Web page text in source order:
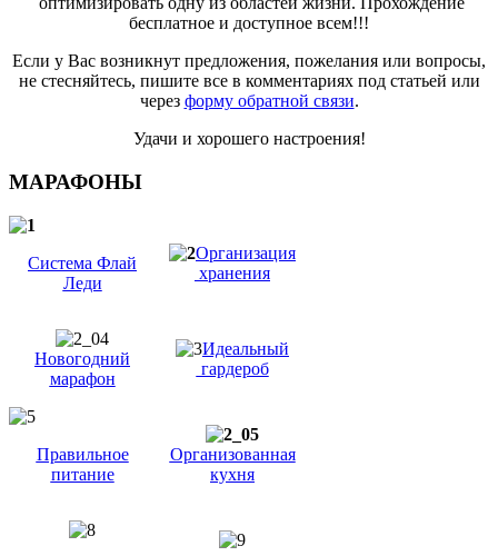
бесплатное и доступное всем!!!
Если у Вас возникнут предложения, пожелания или вопросы,
не стесняйтесь, пишите все в комментариях под статьей или
через форму обратной связи.
Удачи и хорошего настроения!
МАРАФОНЫ
Система Флай
Леди
Организация
хранения
Новогодний
марафон
Идеальный
гардероб
Правильное
питание
Организованная
кухня